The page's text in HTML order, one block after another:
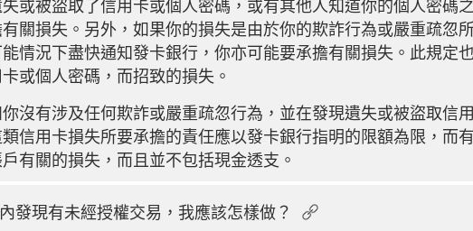
或被盜取了信用卡或個人密碼，或有其他人知道你的個人密碼
關損失。另外，如果你的損失是由於你的欺詐行為或嚴重疏忽
情況下盡快通知發卡銀行，你亦可能要承擔有關損失。此規定
或個人密碼，而招致的損失。
你沒有涉及任何欺詐或嚴重疏忽行為，並在發現遺失或被盜取信
信用卡損失所要承擔的責任應以發卡銀行指明的限額為限，而
有關的損失，而且並不包括現金透支。
發現有未經授權交易，我應該怎樣做？